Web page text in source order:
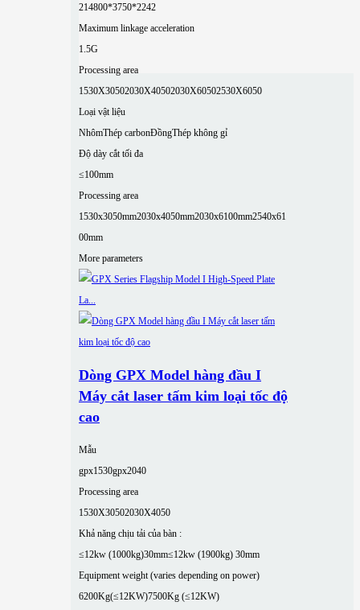
214800*3750*2242
Maximum linkage acceleration
1.5G
Processing area
1530X30502030X40502030X60502530X6050
Loại vật liệu
NhômThép carbonĐồngThép không gỉ
Độ dày cắt tối đa
≤100mm
Processing area
1530x3050mm2030x4050mm2030x6100mm2540x61
00mm
More parameters
Dòng GPX Model hàng đầu I
Máy cắt laser tấm kim loại tốc độ
cao
Mẫu
gpx1530gpx2040
Processing area
1530X30502030X4050
Khả năng chịu tải của bàn :
≤12kw (1000kg)30mm≤12kw (1900kg) 30mm
Equipment weight (varies depending on power)
6200Kg(≤12KW)7500Kg (≤12KW)